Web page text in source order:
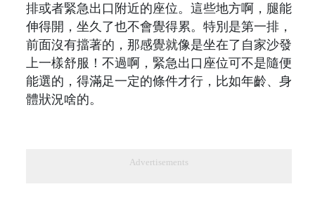
排或者緊急出口附近的座位。這些地方啊，腿能
伸得開，坐久了也不會覺得累。特別是第一排，
前面沒有擋著的，那感覺就像是坐在了自家沙發
上一樣舒服！不過啊，緊急出口座位可不是隨便
能選的，得滿足一定的條件才行，比如年齡、身
體狀況啥的。
Advertisements